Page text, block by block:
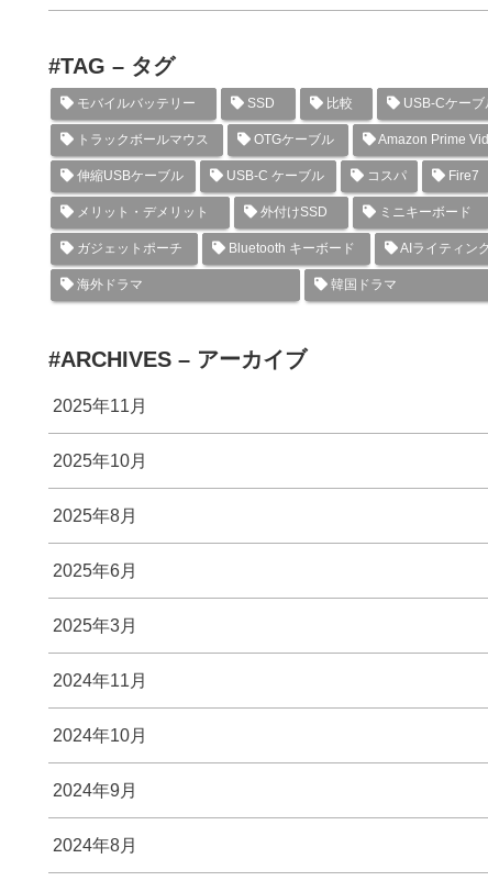
#TAG – タグ
モバイルバッテリー SSD 比較 USB-Cケーブ
トラックボールマウス OTGケーブル Amazon Prime
伸縮USBケーブル USB-C ケーブル コスパ Fire7
メリット・デメリット 外付けSSD ミニキーボード
ガジェットポーチ Bluetooth キーボード AIライティン
海外ドラマ 韓国ドラマ
#ARCHIVES – アーカイブ
2025年11月
2025年10月
2025年8月
2025年6月
2025年3月
2024年11月
2024年10月
2024年9月
2024年8月